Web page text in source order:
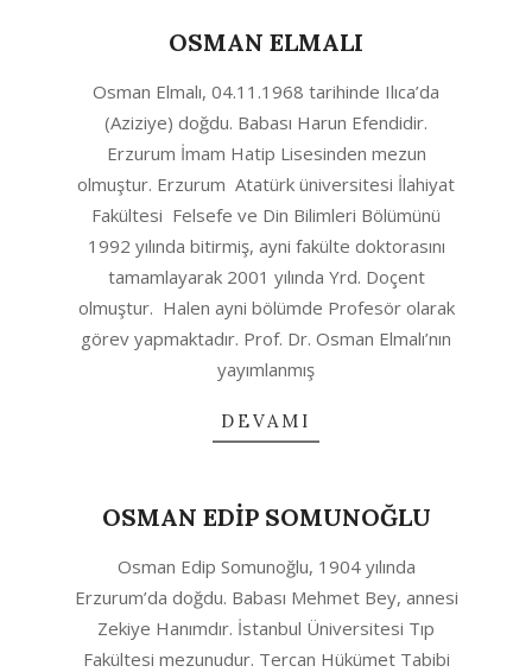
OSMAN ELMALI
06-Osman Elmalı, 04.11.1968 tarihinde Ilıca’da
(Aziziye) doğdu. Babası Harun Efendidir.
Erzurum İmam Hatip Lisesinden mezun
olmuştur. Erzurum Atatürk üniversitesi İlahiyat
Fakültesi Felsefe ve Din Bilimleri Bölümünü
1992 yılında bitirmiş, ayni fakülte doktorasını
tamamlayarak 2001 yılında Yrd. Doçent
olmuştur. Halen ayni bölümde Profesör olarak
görev yapmaktadır. Prof. Dr. Osman Elmalı’nın
yayımlanmış
DEVAMI
OSMAN EDİP SOMUNOĞLU
28
Osman Edip Somunoğlu, 1904 yılında
Erzurum’da doğdu. Babası Mehmet Bey, annesi
Zekiye Hanımdır. İstanbul Üniversitesi Tıp
Fakültesi mezunudur. Tercan Hükümet Tabibi